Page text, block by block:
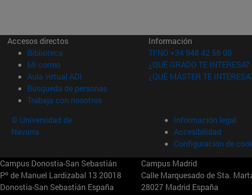
Accesos directos
Biblioteca (abre en nueva ventana)
Mi correo(abre en nueva ventana)
Aula virtual ADI (abre en nueva ventana)
Búsqueda de personas(abre en nueva ventana)
Trabaja con nosotros(abre en nueva ventana)
Información
TFNO +34 948 42 56 00
¿QUÉ GRADO TE INTERESA?
¿QUÉ MÁSTER TE
© Universidad de
Navarra
Información legal
Accesibilidad
Configuración de
Campus Donostia-San Sebastián
Pº de Manuel Lardizabal 13 20018
Donostia-San Sebastián España
Campus Madrid
Calle Marquesado de Sta.
28027 Madrid España